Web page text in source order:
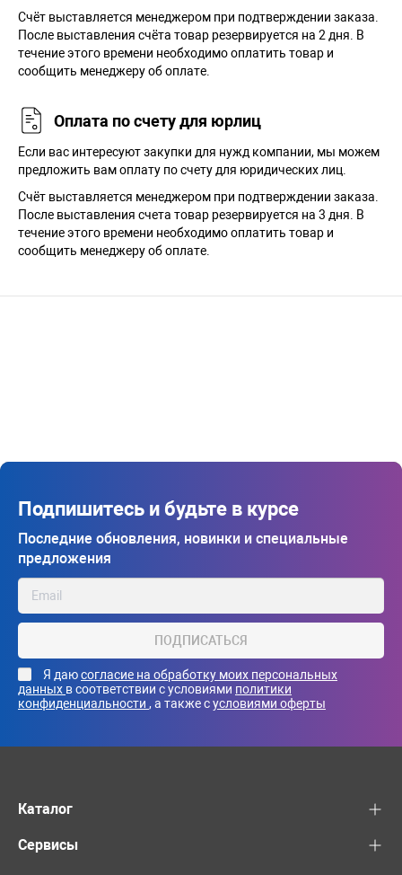
Cчёт выставляется менеджером при подтверждении заказа.
После выставления счёта товар резервируется на 2 дня. В
течение этого времени необходимо оплатить товар и
сообщить менеджеру об оплате.
Оплата по счету для юрлиц
Если вас интересуют закупки для нужд компании, мы можем
предложить вам оплату по счету для юридических лиц.
Счёт выставляется менеджером при подтверждении заказа.
После выставления счета товар резервируется на 3 дня. В
течение этого времени необходимо оплатить товар и
сообщить менеджеру об оплате.
Подпишитесь и будьте в курсе
Последние обновления, новинки и специальные
предложения
ПОДПИСАТЬСЯ
Я даюсогласие на обработку моих персональных
данных в соответствии с условиями политики
конфиденциальности , а также сусловиями оферты
Каталог
Сервисы